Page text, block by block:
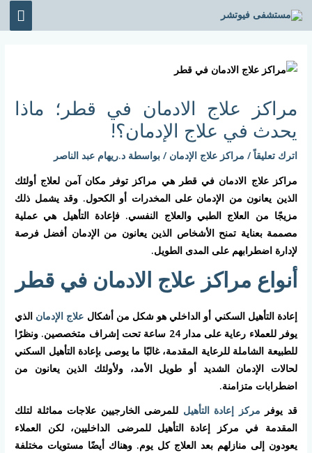
تخطي
إلى
مراكز علاج الادمان في قطر؛ ماذا
يحدث في علاج الإدمان؟!
اترك تعليقاً / مراكز علاج الإدمان / بواسطة د.ريهام عبد الناصر
مراكز علاج الادمان في قطر هي مراكز توفر مكان آمن لعلاج أولئك
الذين يعانون من الإدمان على المخدرات أو الكحول. وقد يشمل ذلك
مزيجًا من العلاج الطبي والعلاج النفسي. فإعادة التأهيل هي عملية
مصممة بعناية تمنح الأشخاص الذين يعانون من الإدمان أفضل فرصة
لإدارة اضطرابهم على المدى الطويل.
أنواع مراكز علاج الادمان في قطر
إعادة التأهيل السكني أو الداخلي هو شكل من أشكال علاج الإدمان الذي
يوفر للعملاء رعاية على مدار 24 ساعة تحت إشراف متخصصين. ونظرًا
للطبيعة الشاملة للرعاية المقدمة، غالبًا ما يوصى بإعادة التأهيل السكني
لحالات الإدمان الشديد أو طويل الأمد، ولأولئك الذين يعانون من
اضطرابات متزامنة.
قد يوفر مركز إعادة التأهيل للمرضى الخارجيين علاجات مماثلة لتلك
المقدمة في مركز إعادة التأهيل للمرضى الداخليين، لكن العملاء
يعودون إلى منازلهم بعد العلاج كل يوم. وهناك أيضًا مستويات مختلفة
navigation